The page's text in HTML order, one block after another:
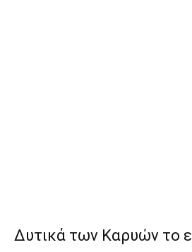
Δυτικά των Καρυών το